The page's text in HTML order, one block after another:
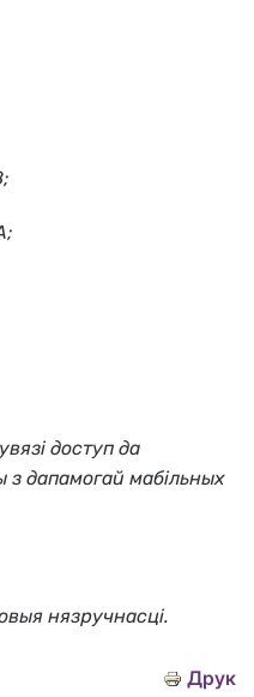
доступ да
дапамогай мабільных
нязручнасці.
Друк